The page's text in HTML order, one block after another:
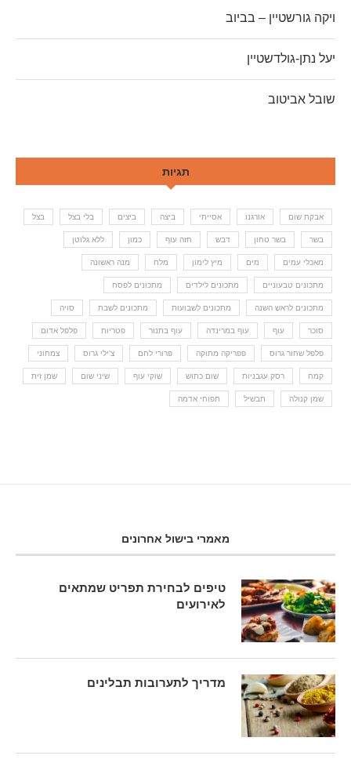
ויקה גורשטיין – בביוב
יעל נתן-גולדשטיין
שובל אביטוב
תגיות
אבקת שום אורגנו אסייתי ביצה ביצים בלי בצל בצל
בשר בשר טחון דבש חזה עוף כמון ללא גלוטן
מאכלי עמים מים מיץ לימון מלח מנה ראשונה
מתכונים טבעוניים מתכונים לילדים מתכונים לפסח
מתכונים לראש השנה מתכונים לשבועות מתכונים לשבת סויה
סוכר עוף עוף במרינדה עוף בתנור פטריות פלפל אדום
פלפל שחור גרוס פפריקה מתוקה פרורי לחם צ'ילי גרוס צמחוני
קמח רסק עגבניות שום כתוש שוקי עוף שיני שום שמן זית
שמן קנולה תבשיל תפוחי אדמה
מאמרי בישול אחרונים
טיפים לבחירת תפריט שמתאים
לאירועים
מדריך לתערובות תבלינים